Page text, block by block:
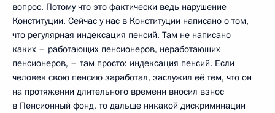
вопрос. Потому что это фактически ведь нарушение
Конституции. Сейчас у нас в Конституции написано о том,
что регулярная индексация пенсий. Там не написано
каких – работающих пенсионеров, неработающих
пенсионеров, – там просто: индексация пенсий. Если
человек свою пенсию заработал, заслужил её тем, что он
на протяжении длительного времени вносил взнос
в Пенсионный фонд, то дальше никакой дискриминации